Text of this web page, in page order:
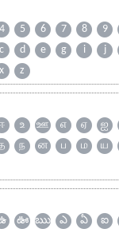
4 5 6 7 8 9
c d e g i j
x z
உ ஊ எ ஏ ஐ
ந ன ப ம ய
ఊ ఋ ఎ ఏ ఐ